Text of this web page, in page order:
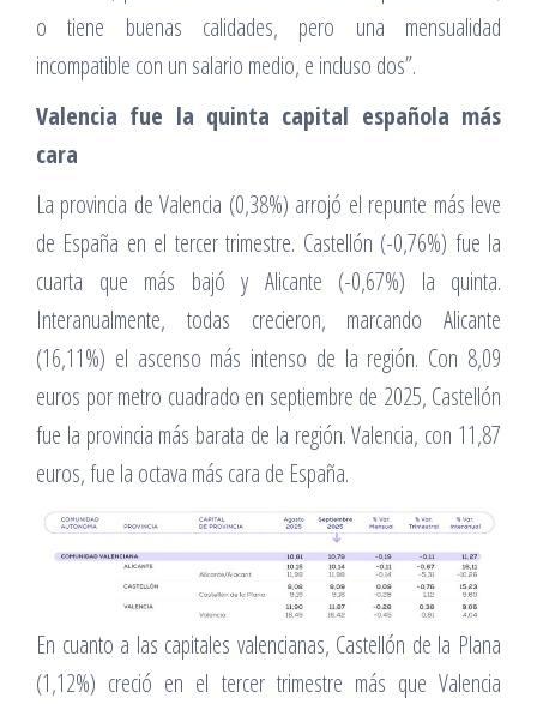
o tiene buenas calidades, pero una mensualidad
incompatible con un salario medio, e incluso dos”.
Valencia fue la quinta capital española más
cara
La provincia de Valencia (0,38%) arrojó el repunte más leve
de España en el tercer trimestre. Castellón (-0,76%) fue la
cuarta que más bajó y Alicante (-0,67%) la quinta.
Interanualmente, todas crecieron, marcando Alicante
(16,11%) el ascenso más intenso de la región. Con 8,09
euros por metro cuadrado en septiembre de 2025, Castellón
fue la provincia más barata de la región. Valencia, con 11,87
euros, fue la octava más cara de España.
En cuanto a las capitales valencianas, Castellón de la Plana
(1,12%) creció en el tercer trimestre más que Valencia